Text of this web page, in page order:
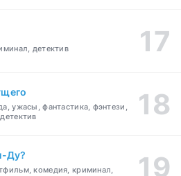
детектив
ужасы, фантастика, фэнтези,
Ду?
комедия, криминал,